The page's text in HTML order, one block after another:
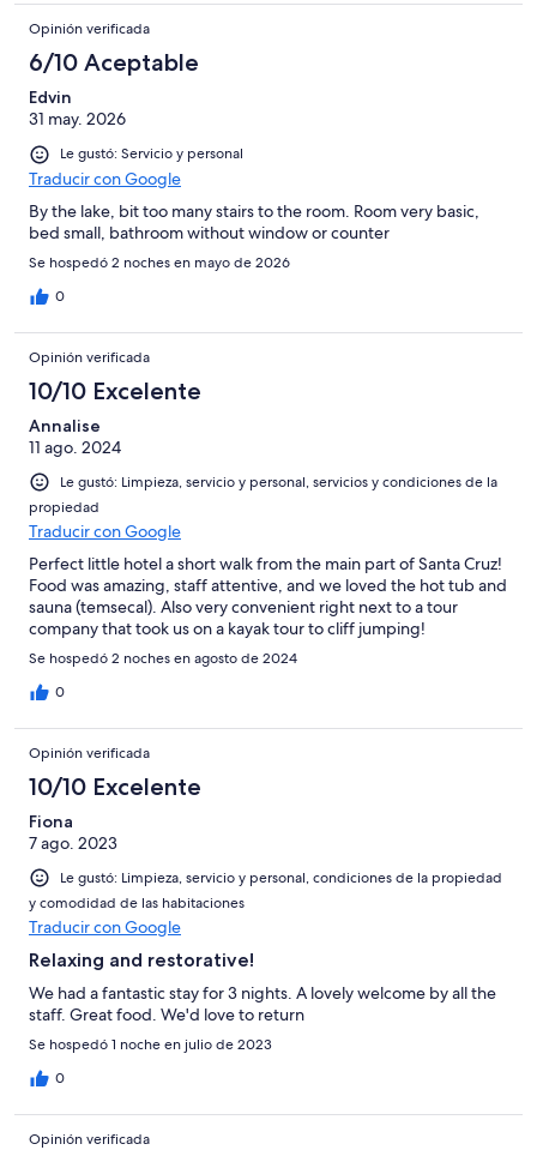
Opinión verificada
6/10 Aceptable
Edvin
31 may. 2026
Le gustó: Servicio y personal
Traducir con Google
By the lake, bit too many stairs to the room. Room very basic,
bed small, bathroom without window or counter
Se hospedó 2 noches en mayo de 2026
0
Opinión verificada
10/10 Excelente
Annalise
11 ago. 2024
Le gustó: Limpieza, servicio y personal, servicios y condiciones de la
propiedad
Traducir con Google
Perfect little hotel a short walk from the main part of Santa Cruz!
Food was amazing, staff attentive, and we loved the hot tub and
sauna (temsecal). Also very convenient right next to a tour
company that took us on a kayak tour to cliff jumping!
Se hospedó 2 noches en agosto de 2024
0
Opinión verificada
10/10 Excelente
Fiona
7 ago. 2023
Le gustó: Limpieza, servicio y personal, condiciones de la propiedad
y comodidad de las habitaciones
Traducir con Google
Relaxing and restorative!
We had a fantastic stay for 3 nights. A lovely welcome by all the
staff. Great food. We'd love to return
Se hospedó 1 noche en julio de 2023
0
Opinión verificada